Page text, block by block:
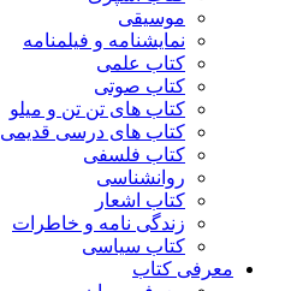
موسیقی
نمایشنامه و فیلمنامه
کتاب علمی
کتاب صوتی
کتاب های تن تن و میلو
کتاب های درسی قدیمی
کتاب فلسفی
روانشناسی
کتاب اشعار
زندگی نامه و خاطرات
کتاب سیاسی
معرفی کتاب